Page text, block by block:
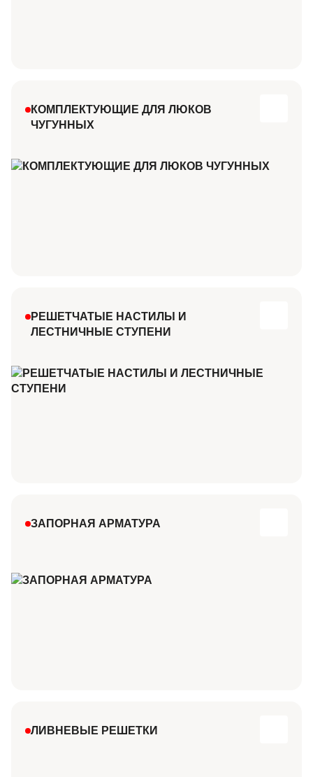
КОМПЛЕКТУЮЩИЕ ДЛЯ ЛЮКОВ
ЧУГУННЫХ
РЕШЕТЧАТЫЕ НАСТИЛЫ И
ЛЕСТНИЧНЫЕ СТУПЕНИ
ЗАПОРНАЯ АРМАТУРА
ЛИВНЕВЫЕ РЕШЕТКИ